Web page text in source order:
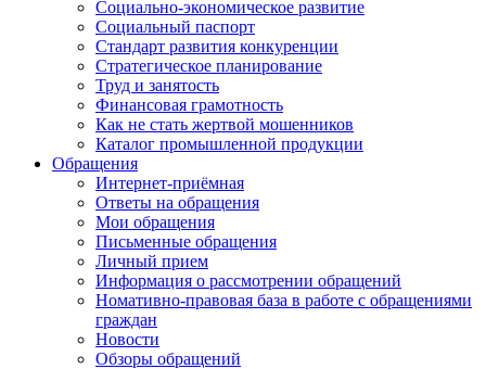
Социально-экономическое развитие
Социальный паспорт
Стандарт развития конкуренции
Стратегическое планирование
Труд и занятость
Финансовая грамотность
Как не стать жертвой мошенников
Каталог промышленной продукции
Обращения
Интернет-приёмная
Ответы на обращения
Мои обращения
Письменные обращения
Личный прием
Информация о рассмотрении обращений
Номативно-правовая база в работе с обращениями
граждан
Новости
Обзоры обращений